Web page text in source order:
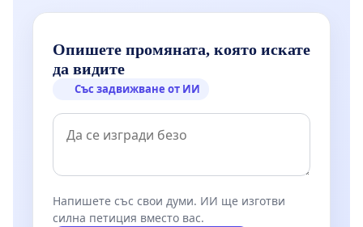
Опишете промяната, която искате
да видите
Със задвижване от ИИ
Напишете със свои думи. ИИ ще изготви
силна петиция вместо вас.